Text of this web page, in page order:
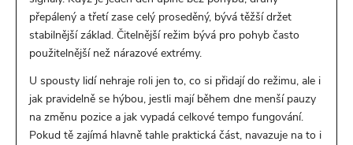
přepálený a třetí zase celý proseděný, bývá těžší držet
stabilnější základ. Čitelnější režim bývá pro pohyb často
použitelnější než nárazové extrémy.
U spousty lidí nehraje roli jen to, co si přidají do režimu, ale i
jak pravidelně se hýbou, jestli mají během dne menší pauzy
na změnu pozice a jak vypadá celkové tempo fungování.
Pokud tě zajímá hlavně tahle praktická část, navazuje na to i